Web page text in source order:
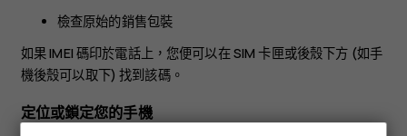
檢查原始的銷售包裝
如果 IMEI 碼印於電話上，您便可以在 SIM 卡匣或後殼下方 (如手
機後殼可以取下) 找到該碼。
定位或鎖定您的手機